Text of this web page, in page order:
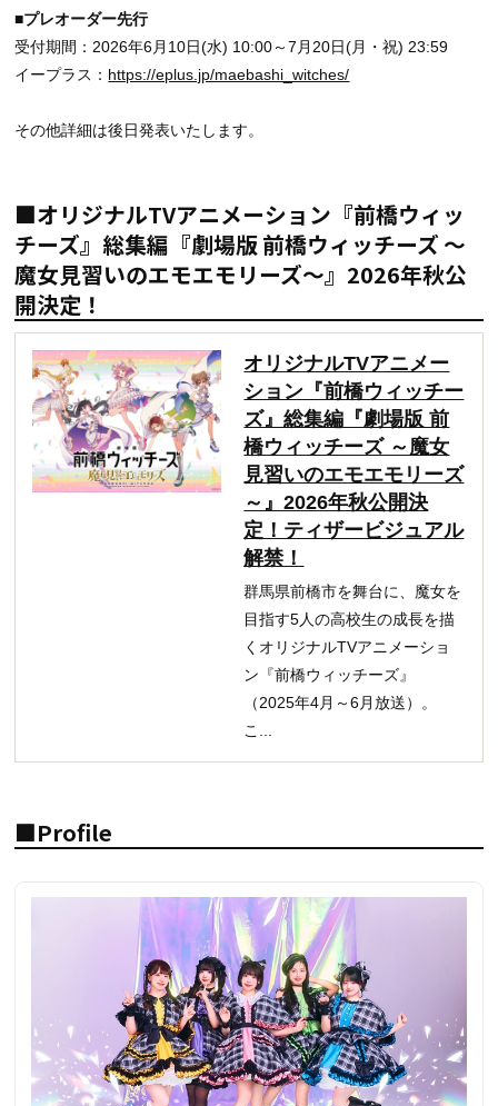
■プレオーダー先行
受付期間：2026年6月10日(水) 10:00～7月20日(月・祝) 23:59
イープラス： https://eplus.jp/maebashi_witches/
その他詳細は後日発表いたします。
■オリジナルTVアニメーション『前橋ウィッ
チーズ』総集編『劇場版 前橋ウィッチーズ ～
魔女見習いのエモエモリーズ～』2026年秋公
開決定！
オリジナルTVアニメー
ション『前橋ウィッチー
ズ』総集編『劇場版 前
橋ウィッチーズ ～魔女
見習いのエモエモリーズ
～』2026年秋公開決
定！ティザービジュアル
解禁！
群馬県前橋市を舞台に、魔女を
目指す5人の高校生の成長を描
くオリジナルTVアニメーショ
ン『前橋ウィッチーズ』
（2025年4月～6月放送）。
こ...
■Profile